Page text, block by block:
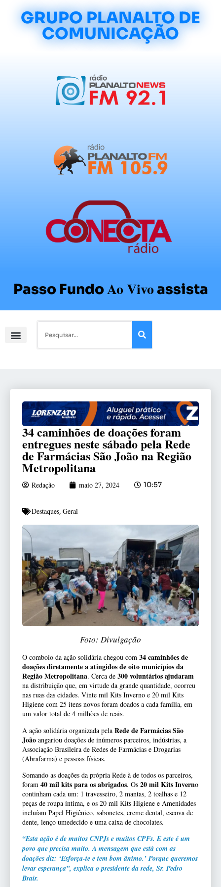
GRUPO PLANALTO DE
COMUNICAÇÃO
Passo FundoAo Vivoassista
34 caminhões de doações foram
entregues neste sábado pela Rede
de Farmácias São João na Região
Metropolitana
Redação maio 27, 2024 10:57
Destaques, Geral
Foto: Divulgação
O comboio da ação solidária chegou com 34 caminhões de
doações diretamente a atingidos de oito municípios da
Região Metropolitana. Cerca de 300 voluntários ajudaram
na distribuição que, em virtude da grande quantidade, ocorreu
nas ruas das cidades. Vinte mil Kits Inverno e 20 mil Kits
Higiene com 25 itens novos foram doados a cada família, em
um valor total de 4 milhões de reais.
A ação solidária organizada pela Rede de Farmácias São
João angariou doações de inúmeros parceiros, indústrias, a
Associação Brasileira de Redes de Farmácias e Drogarias
(Abrafarma) e pessoas físicas.
Somando as doações da própria Rede à de todos os parceiros,
foram 40 mil kits para os abrigados. Os 20 mil Kits Inverno
continham cada um: 1 travesseiro, 2 mantas, 2 toalhas e 12
peças de roupa íntima, e os 20 mil Kits Higiene e Amenidades
incluíam Papel Higiênico, sabonetes, creme dental, escova de
dente, lenço umedecido e uma caixa de chocolates.
“Esta ação é de muitos CNPJs e muitos CPFs. E este é um
povo que precisa muito. A mensagem que está com as
doações diz: ‘Esforça-te e tem bom ânimo.’ Porque queremos
levar esperança”, explica o presidente da rede, Sr. Pedro
Brair.